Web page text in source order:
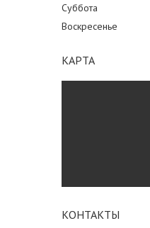
Суббота
Воскресенье
КАРТА
КОНТАКТЫ